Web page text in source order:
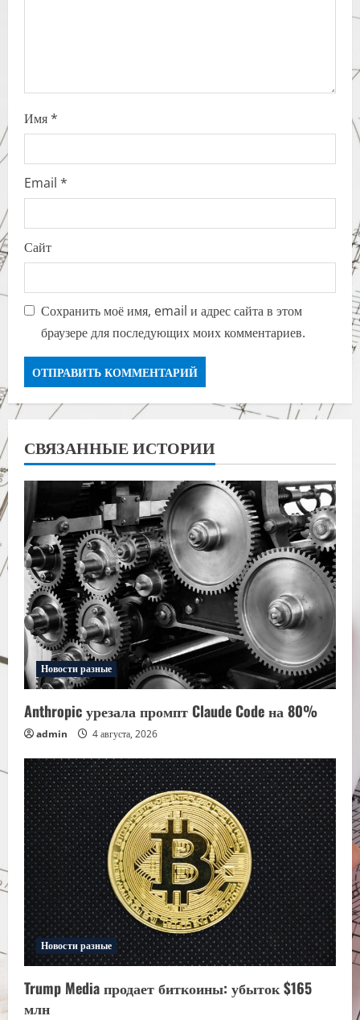
Имя*
Email *
Сайт
Сохранить моё имя, email и адрес сайта в этом
браузере для последующих моих комментариев.
СВЯЗАННЫЕ ИСТОРИИ
Новости разные
Anthropic урезала промпт Claude Code на 80%
admin 4 августа, 2026
Новости разные
Trump Media продает биткоины: убыток $165
млн